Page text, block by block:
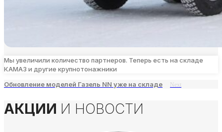
Мы увеличили количество партнеров. Теперь есть на складе
КАМАЗ и другие крупнотонажники
Обновление моделей Газель NN уже на складе
Next
АКЦИИ И НОВОСТИ